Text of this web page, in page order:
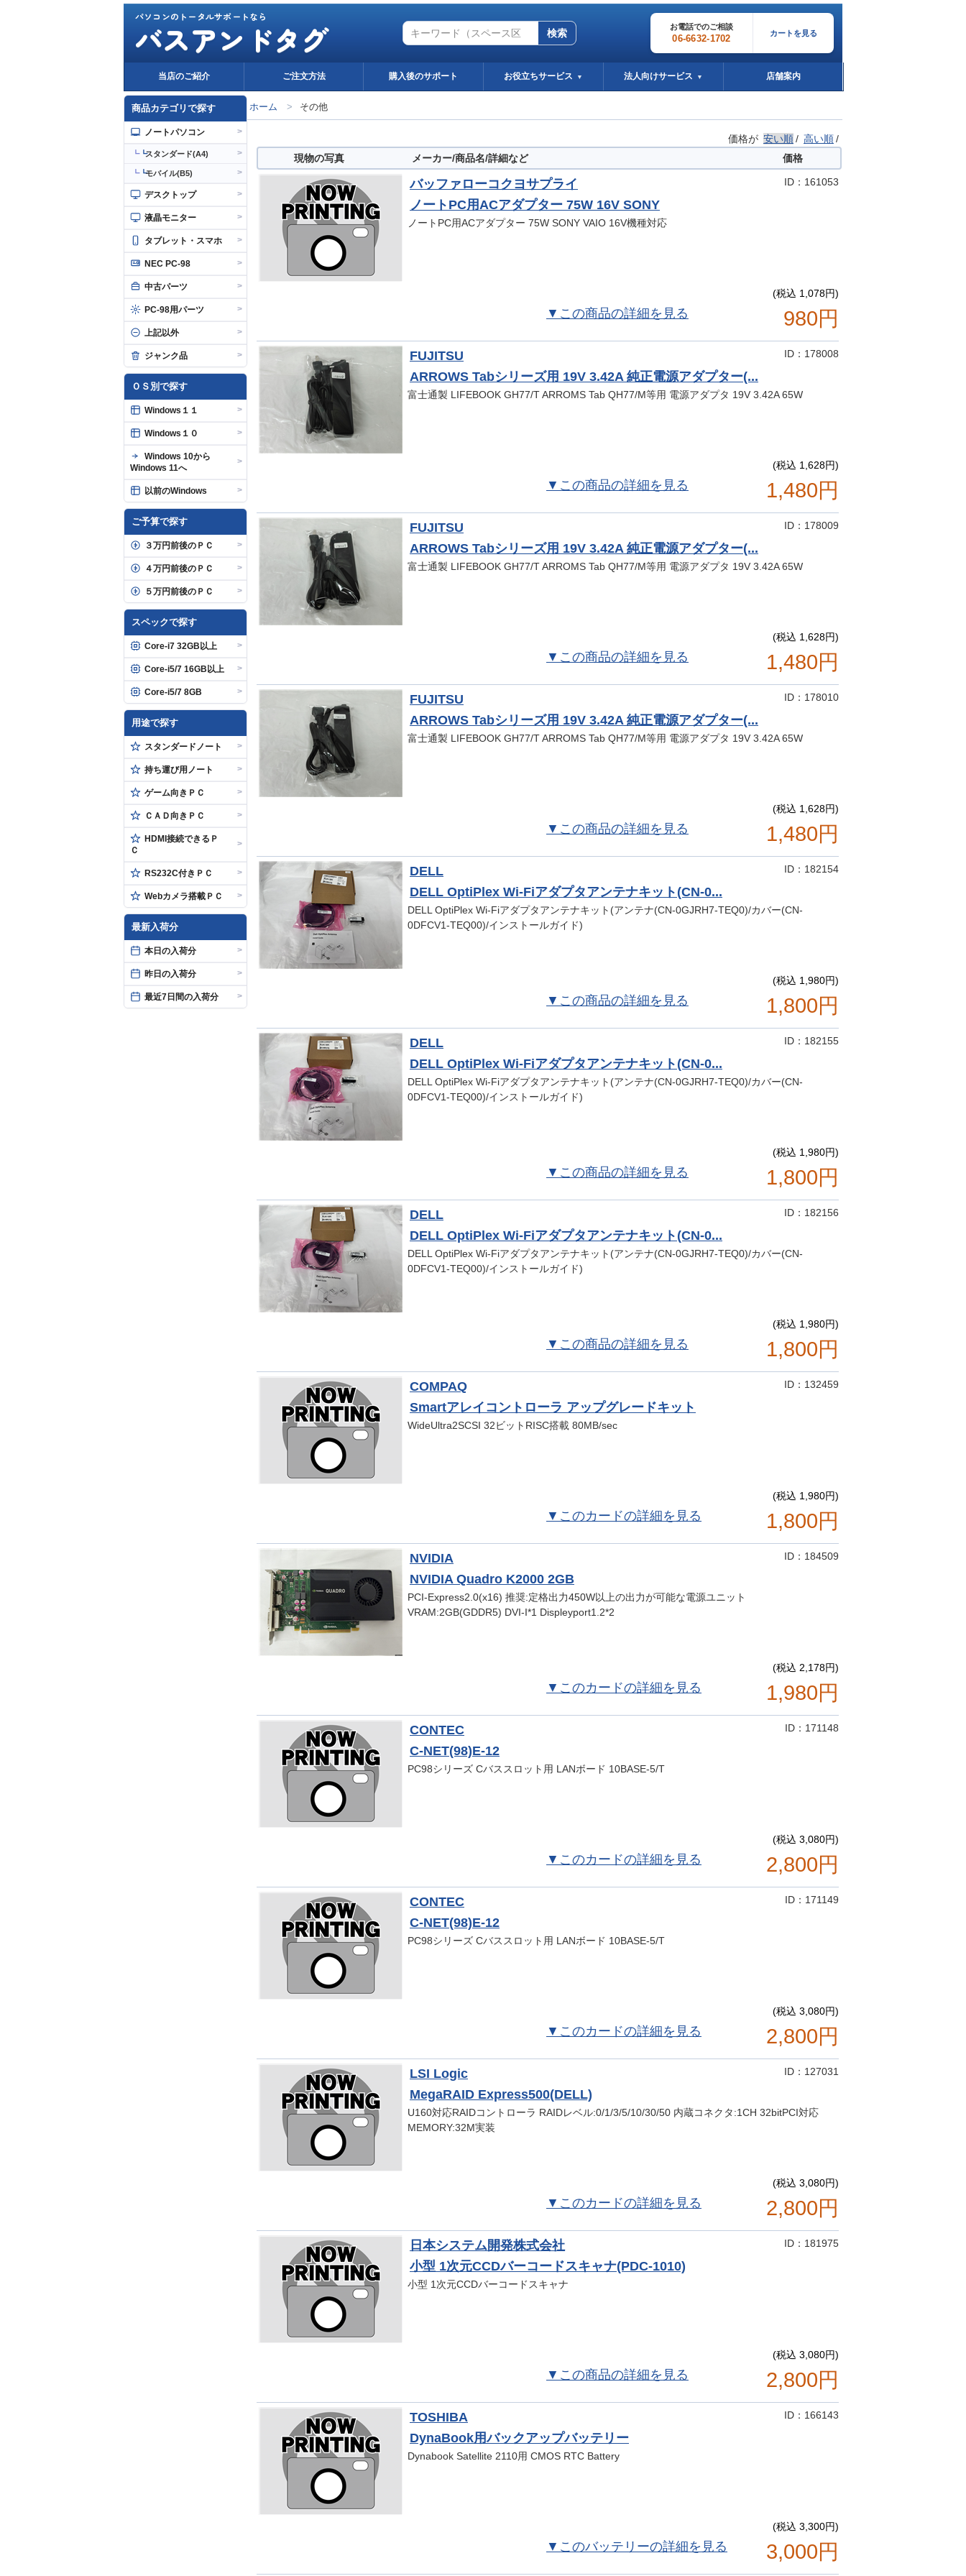
パソコンのトータルサポートなら
バスアンドタグ 検索
お電話でのご相談
06-6632-1702 カートを見る
当店のご紹介 ご注文方法 購入後のサポート お役立ちサービス ▼ 法人向けサービス ▼ 店舗案内
商品カテゴリで探す
ノートパソコン >
┗スタンダード(A4) >
┗モバイル(B5) >
デスクトップ >
液晶モニター >
タブレット・スマホ >
NEC PC-98 >
中古パーツ >
PC-98用パーツ >
上記以外 >
ジャンク品 >
ＯＳ別で探す
Windows１１ >
Windows１０ >
Windows 10から
Windows 11へ
>
以前のWindows >
ご予算で探す
３万円前後のＰＣ >
４万円前後のＰＣ >
５万円前後のＰＣ >
スペックで探す
Core-i7 32GB以上 >
Core-i5/7 16GB以上 >
Core-i5/7 8GB >
用途で探す
スタンダードノート >
持ち運び用ノート >
ゲーム向きＰＣ >
ＣＡＤ向きＰＣ >
HDMI接続できるＰ
Ｃ
>
RS232C付きＰＣ >
Webカメラ搭載ＰＣ >
最新入荷分
本日の入荷分 >
昨日の入荷分 >
最近7日間の入荷分 >
ホーム > その他
価格が 安い順/ 高い順/
現物の写真
メーカー/商品名/詳細など 価格
バッファローコクヨサプライ ID：161053
ノートPC用ACアダプター 75W 16V SONY
ノートPC用ACアダプター 75W SONY VAIO 16V機種対応
▼この商品の詳細を見る
(税込 1,078円)
980円
FUJITSU ID：178008
ARROWS Tabシリーズ用 19V 3.42A 純正電源アダプター(...
富士通製 LIFEBOOK GH77/T ARROMS Tab QH77/M等用 電源アダプタ 19V 3.42A 65W
▼この商品の詳細を見る
(税込 1,628円)
1,480円
FUJITSU ID：178009
ARROWS Tabシリーズ用 19V 3.42A 純正電源アダプター(...
富士通製 LIFEBOOK GH77/T ARROMS Tab QH77/M等用 電源アダプタ 19V 3.42A 65W
▼この商品の詳細を見る
(税込 1,628円)
1,480円
FUJITSU ID：178010
ARROWS Tabシリーズ用 19V 3.42A 純正電源アダプター(...
富士通製 LIFEBOOK GH77/T ARROMS Tab QH77/M等用 電源アダプタ 19V 3.42A 65W
▼この商品の詳細を見る
(税込 1,628円)
1,480円
DELL ID：182154
DELL OptiPlex Wi-Fiアダプタアンテナキット(CN-0...
DELL OptiPlex Wi-Fiアダプタアンテナキット(アンテナ(CN-0GJRH7-TEQ0)/カバー(CN-
0DFCV1-TEQ00)/インストールガイド)
▼この商品の詳細を見る
(税込 1,980円)
1,800円
DELL ID：182155
DELL OptiPlex Wi-Fiアダプタアンテナキット(CN-0...
DELL OptiPlex Wi-Fiアダプタアンテナキット(アンテナ(CN-0GJRH7-TEQ0)/カバー(CN-
0DFCV1-TEQ00)/インストールガイド)
▼この商品の詳細を見る
(税込 1,980円)
1,800円
DELL ID：182156
DELL OptiPlex Wi-Fiアダプタアンテナキット(CN-0...
DELL OptiPlex Wi-Fiアダプタアンテナキット(アンテナ(CN-0GJRH7-TEQ0)/カバー(CN-
0DFCV1-TEQ00)/インストールガイド)
▼この商品の詳細を見る
(税込 1,980円)
1,800円
COMPAQ ID：132459
Smartアレイコントローラ アップグレードキット
WideUltra2SCSI 32ビットRISC搭載 80MB/sec
▼このカードの詳細を見る
(税込 1,980円)
1,800円
NVIDIA ID：184509
NVIDIA Quadro K2000 2GB
PCI-Express2.0(x16) 推奨:定格出力450W以上の出力が可能な電源ユニット
VRAM:2GB(GDDR5) DVI-I*1 Displeyport1.2*2
▼このカードの詳細を見る
(税込 2,178円)
1,980円
CONTEC ID：171148
C-NET(98)E-12
PC98シリーズ Cバススロット用 LANボード 10BASE-5/T
▼このカードの詳細を見る
(税込 3,080円)
2,800円
CONTEC ID：171149
C-NET(98)E-12
PC98シリーズ Cバススロット用 LANボード 10BASE-5/T
▼このカードの詳細を見る
(税込 3,080円)
2,800円
LSI Logic ID：127031
MegaRAID Express500(DELL)
U160対応RAIDコントローラ RAIDレベル:0/1/3/5/10/30/50 内蔵コネクタ:1CH 32bitPCI対応
MEMORY:32M実装
▼このカードの詳細を見る
(税込 3,080円)
2,800円
日本システム開発株式会社 ID：181975
小型 1次元CCDバーコードスキャナ(PDC-1010)
小型 1次元CCDバーコードスキャナ
▼この商品の詳細を見る
(税込 3,080円)
2,800円
TOSHIBA ID：166143
DynaBook用バックアップバッテリー
Dynabook Satellite 2110用 CMOS RTC Battery
▼このバッテリーの詳細を見る
(税込 3,300円)
3,000円